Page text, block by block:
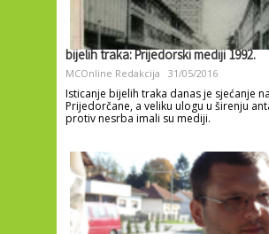
bijelih traka: Prijedorski mediji 1992.
MCOnline Redakcija 31/05/2016
Isticanje bijelih traka danas je sjećanje
Prijedorčane, a veliku ulogu u širenju
protiv nesrba imali su mediji.